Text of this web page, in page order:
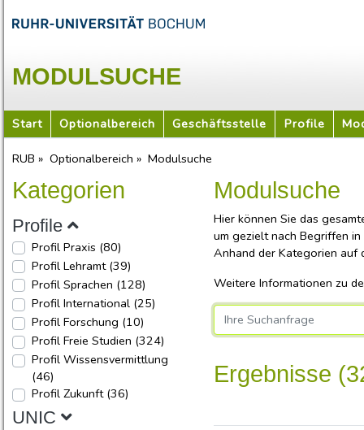
MODULSUCHE
Start Optionalbereich Geschäftsstelle Profile
RUB » Optionalbereich » Modulsuche
Kategorien
Profile
Profil Praxis (80)
Profil Lehramt (39)
Profil Sprachen (128)
Profil International (25)
Profil Forschung (10)
Profil Freie Studien (324)
Profil Wissensvermittlung
(46)
Profil Zukunft (36)
UNIC
Modulsuche
Hier können Sie das
um gezielt nach Begriffen
Anhand der Kategorien auf
Weitere Informationen zu
Username
Ergebnisse